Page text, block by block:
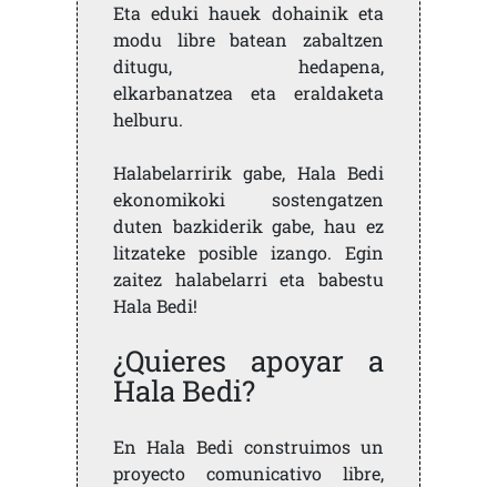
Eta eduki hauek dohainik eta
modu libre batean zabaltzen
ditugu, hedapena,
elkarbanatzea eta eraldaketa
helburu.
Halabelarririk gabe, Hala Bedi
ekonomikoki sostengatzen
duten bazkiderik gabe, hau ez
litzateke posible izango. Egin
zaitez halabelarri eta babestu
Hala Bedi!
¿Quieres apoyar a
Hala Bedi?
En Hala Bedi construimos un
proyecto comunicativo libre,